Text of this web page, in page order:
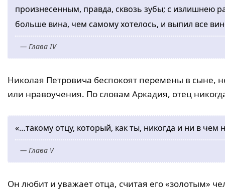
произнесенным, правда, сквозь зубы; с излишнею
больше вина, чем самому хотелось, и выпил все
— Глава IV
Николая Петровича беспокоят перемены в сыне,
или нравоучения. По словам Аркадия, отец
«…такому отцу, который, как ты, никогда и ни в чем
— Глава V
Он любит и уважает отца, считая его «золотым»